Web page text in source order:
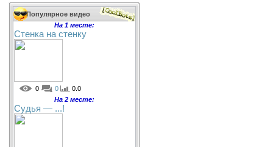
Популярное видео
На 1 месте:
Стенка на стенку
0 0
0.0
На 2 месте:
Судья — ...!